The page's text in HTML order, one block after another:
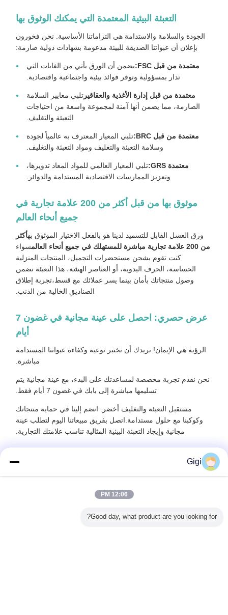
التعبئة البيئية المعتمدة التي يمكنك الوثوق بها
الجودة والسلامة والاستدامة هي التزاماتنا الأساسية. نحن فخورون
بإعلان أن عبواتنا الصديقة للبيئة مدعومة بشهادات دولية صارمة:
معتمدة من قبل FSC:
يضمن أن الورق يأتي من الغابات التي
تدار بمسؤولية وتوفر فوائد بيئية واجتماعية واقتصادية.
معتمدة من قبل إدارة الأغذية والعقاقير تلبي معايير السلامة
الصارمة، مما يضمن أنها آمنة لمجموعة واسعة من احتياجات
التعبئة والتغليف.
معتمدة من قبل BRC:
تلبي المعيار المعترف به عالمياً لجودة
وسلامة التعبئة والتغليف ومواد التعبئة والتغليف.
معتمدة GRS:
تلبي المعيار العالمي للمواد المعاد تدويرها،
وتعزيز الممارسات الاقتصادية المستدامة والدوائر.
موثوق بها من قبل أكثر من 200 علامة تجارية في
جميع أنحاء العالم
ورق العسل القابل للتسميد لدينا هو بالفعل الاختيار الموثوق بهأكثر
من 200 علامة تجارية مباشرة للمستهلك في جميع أنحاء العالم
سواء
كنت تقوم بشحن مستحضرات التجميل، المنتجات المنزلية
الحساسة، الحرف اليدوية، أو العناصر الهشة، هذا التعبئة تضمن
وصول منتجاتك بأمان بينما يسر عملائك مع قسط،تجربة إطلاق
الصناديق الخالية من الذنب.
عرض حصري: احصل على عينة مجانية في غضون 7
أيام
الرؤية هي الإيمان! نريدك أن تختبر نوعية وكفاءة عبواتنا المستدامة
مباشرة.
نحن نقدم تجربة مخصصة لمساعدتك على البدء، مع عينة مجانية يتم
تسليمها مباشرة إلى بابك في غضون 7 أيام فقط.
مستقبل التعبئة والتغليف أخضر. انضم إلينا في حماية منتجاتك
وكوكبنا مع حلول مستدامة.اتصل بفريق مبيعاتنا اليوم لتطلب عينة
مجانية وإيجاد التعبئة البيئية المثالية تناسب علامتك التجارية.
المنتجات الموصى بها
Gigi
12:06 PM
Good day, what product are you looking for?